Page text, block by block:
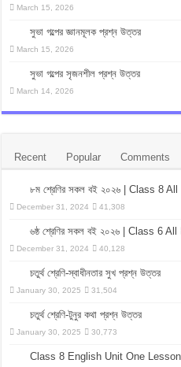
March 15, 2026
সুভা গল্পের জ্ঞানমূলক প্রশ্ন উত্তর
March 15, 2026
সুভা গল্পের সৃজনশীল প্রশ্ন উত্তর
March 14, 2026
Recent Popular Comments
৮ম শ্রেণির সকল বই ২০২৬ | Class 8
December 31, 2024 41,308
৬ষ্ঠ শ্রেণির সকল বই ২০২৬ | Class 6
December 31, 2024 40,128
চতুর্থ শ্রেণি-স্বাধীনতার সুখ প্রশ্ন উত্তর
January 30, 2025 31,504
চতুর্থ শ্রেণি-টুনুর কথা প্রশ্ন উত্তর
January 30, 2025 30,773
Class 8 English Unit One